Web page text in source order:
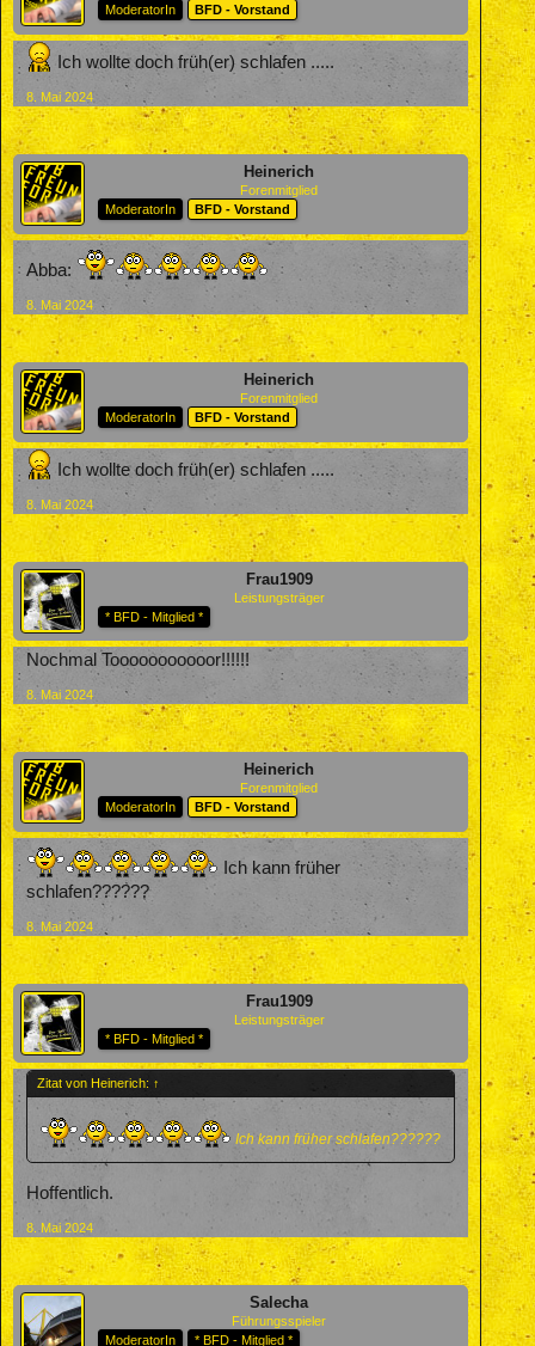
ModeratorIn BFD - Vorstand
Ich wollte doch früh(er) schlafen .....
8. Mai 2024
Heinerich
Forenmitglied
ModeratorIn
BFD - Vorstand
Abba:
8. Mai 2024
Heinerich
Forenmitglied
ModeratorIn
BFD - Vorstand
Ich wollte doch früh(er) schlafen .....
8. Mai 2024
Frau1909
Leistungsträger
* BFD - Mitglied *
Nochmal Tooooooooooor!!!!!!
8. Mai 2024
Heinerich
Forenmitglied
ModeratorIn
BFD - Vorstand
Ich kann früher
schlafen??????
8. Mai 2024
Frau1909
Leistungsträger
* BFD - Mitglied *
Zitat von Heinerich: ↑
Ich kann früher schlafen??????
Hoffentlich.
8. Mai 2024
Salecha
Führungsspieler
ModeratorIn
* BFD - Mitglied *